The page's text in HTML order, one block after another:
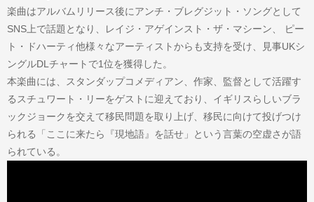
楽曲はアルバムリリース後にアンチ・ブレグジット・ソングとして
SNS上で話題となり、レイジ・アゲインスト・ザ・マシーン、 ピー
ト・ドハーティ他様々なアーティストからも支持を受け、見事UKシ
ングルDLチャートで1位を獲得した。
本楽曲には、スタンダップコメディアン、作家、監督として活躍す
るスチュワート・リーをゲストに迎えており、イギリスらしいブラ
ックジョークを交えて移民問題を取り上げ、移民に向けて投げつけ
られる「ここに来たら『現地語』を話せ」という言葉の空虚さが語
られている。